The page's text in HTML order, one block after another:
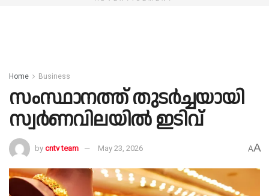
Home Business
സംസ്ഥാനത്ത് തുടർച്ചയായി
സ്വർണവിലയിൽ ഇടിവ്
by cntv team May 23, 2026 AA